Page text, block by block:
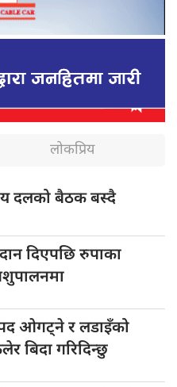
लोकप्रिय
दलको बैठक बस्दै
दिएपछि रुपाका
ओगट्ने र लडाइँको
बिदा गरिदिन्छु